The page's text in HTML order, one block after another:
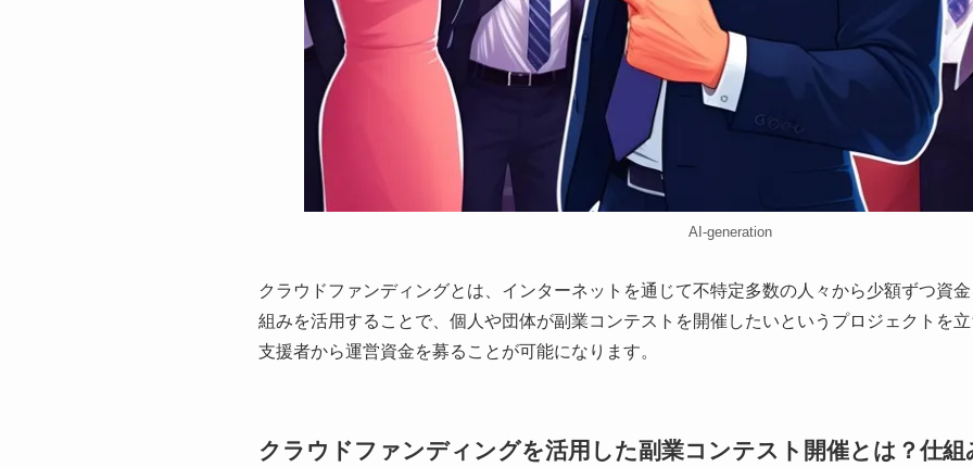
AI-generation
クラウドファンディングとは、インターネットを通じて不特定多数の人々から少額ずつ資
組みを活用することで、個人や団体が副業コンテストを開催したいというプロジェクトを
支援者から運営資金を募ることが可能になります。
クラウドファンディングを活用した副業コンテスト開催とは？仕